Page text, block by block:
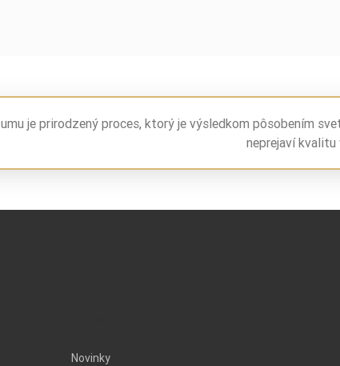
je prirodzený proces, ktorý je výsledkom pôsobením
neprejaví kvalitu
Novinky